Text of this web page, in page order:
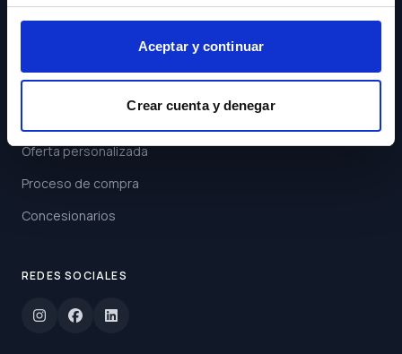
Aceptar y continuar
Crear cuenta y denegar
Suscribirse
ENLACES
Oferta personalizada
Proceso de compra
Concesionarios
REDES SOCIALES